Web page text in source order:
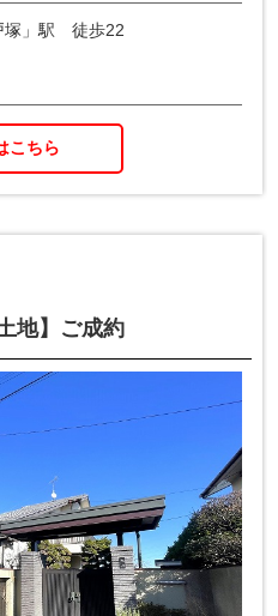
塚」駅 徒歩22
こちら
地】ご成約